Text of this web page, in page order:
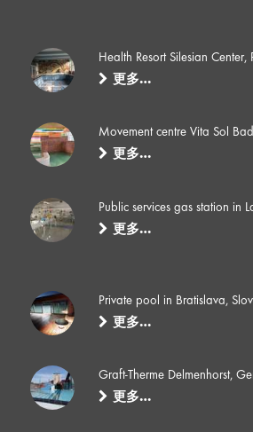
Health Resort Silesian Center,
更多…
Movement centre Vita Sol
更多…
Public services gas station in
更多…
Private pool in Bratislava,
更多…
Graft-Therme Delmenhorst,
更多…